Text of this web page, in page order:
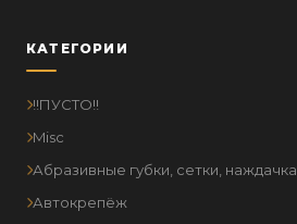
КАТЕГОРИИ
!!ПУСТО!!
Misc
Абразивные губки, сетки, наждачка
Автокрепёж